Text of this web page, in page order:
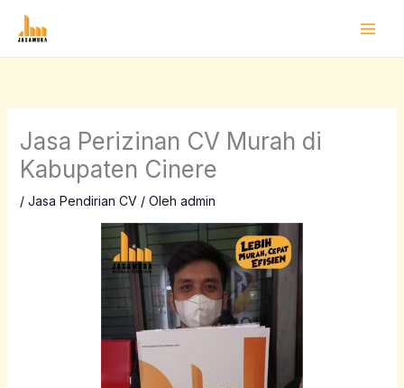
Jasa Perizinan CV Murah di
Kabupaten Cinere
/ Jasa Pendirian CV/ Oleh admin